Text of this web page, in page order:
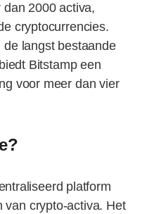
2000 activa,
cryptocurrencies.
de langst bestaande
Bitstamp een
voor meer dan vier
platform
van crypto-activa. Het